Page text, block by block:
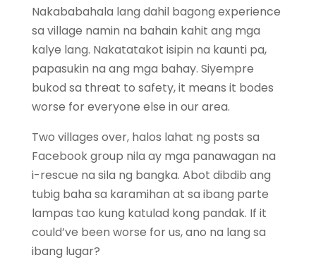
Nakababahala lang dahil bagong experience
sa village namin na bahain kahit ang mga
kalye lang. Nakatatakot isipin na kaunti pa,
papasukin na ang mga bahay. Siyempre
bukod sa threat to safety, it means it bodes
worse for everyone else in our area.
Two villages over, halos lahat ng posts sa
Facebook group nila ay mga panawagan na
i-rescue na sila ng bangka. Abot dibdib ang
tubig baha sa karamihan at sa ibang parte
lampas tao kung katulad kong pandak. If it
could’ve been worse for us, ano na lang sa
ibang lugar?